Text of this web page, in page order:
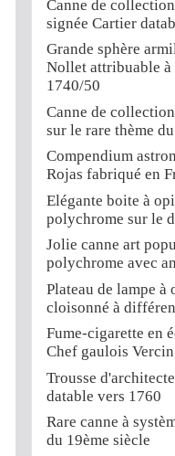
Canne de
signée Cartier
Grande sphère
Nollet attribuable à
1740/50
Canne de
sur le rare thème
Compendium
Rojas fabriqué en
Elégante boite à
polychrome sur le
Jolie canne art
polychrome avec
Plateau de lampe à
cloisonné à
Fume-cigarette en
Chef gaulois
Trousse
datable vers 1760
Rare canne à
du 19ème siècle